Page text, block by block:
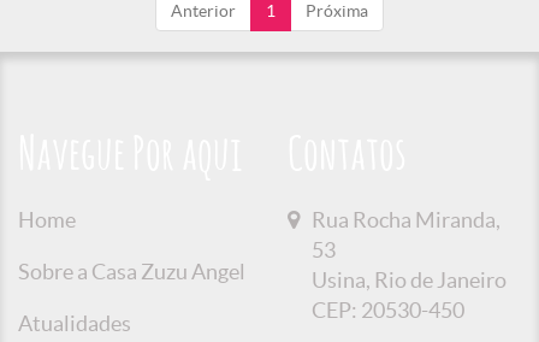
Anterior 1 Próxima
Home
Sobre a Casa Zuzu Angel
Atualidades
Rua Rocha Miranda,
53
Usina, Rio de Janeiro
CEP: 20530-450